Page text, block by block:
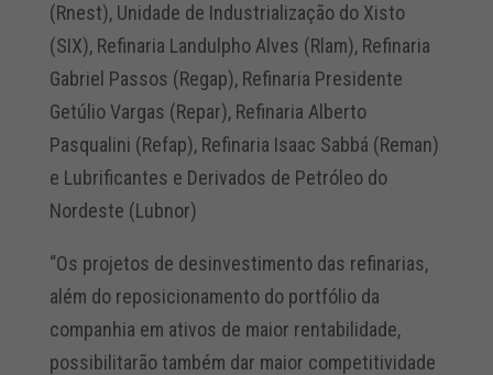
(Rnest), Unidade de Industrialização do Xisto
(SIX), Refinaria Landulpho Alves (Rlam), Refinaria
Gabriel Passos (Regap), Refinaria Presidente
Getúlio Vargas (Repar), Refinaria Alberto
Pasqualini (Refap), Refinaria Isaac Sabbá (Reman)
e Lubrificantes e Derivados de Petróleo do
Nordeste (Lubnor)
“Os projetos de desinvestimento das refinarias,
além do reposicionamento do portfólio da
companhia em ativos de maior rentabilidade,
possibilitarão também dar maior competitividade